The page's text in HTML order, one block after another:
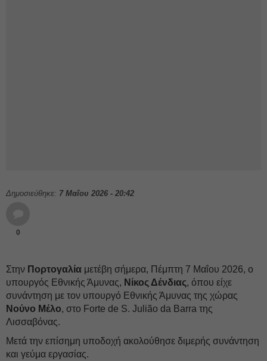
Δημοσιεύθηκε: 7 Μαΐου 2026 - 20:42
0
Στην Πορτογαλία μετέβη σήμερα, Πέμπτη 7 Μαΐου 2026, ο
υπουργός Εθνικής Άμυνας, Νίκος Δένδιας, όπου είχε
συνάντηση με τον υπουργό Εθνικής Άμυνας της χώρας
Νούνο Μέλο, στο Forte de S. Julião da Barra της
Λισσαβόνας.
Μετά την επίσημη υποδοχή ακολούθησε διμερής συνάντηση
και γεύμα εργασίας.